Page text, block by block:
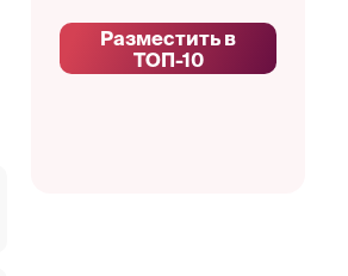
Разместить в
ТОП-10